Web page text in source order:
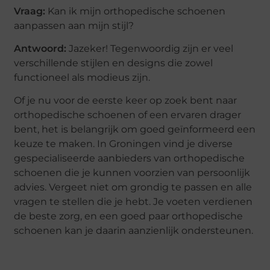
Vraag: Kan ik mijn orthopedische schoenen
aanpassen aan mijn stijl?
Antwoord: Jazeker! Tegenwoordig zijn er veel
verschillende stijlen en designs die zowel
functioneel als modieus zijn.
Of je nu voor de eerste keer op zoek bent naar
orthopedische schoenen of een ervaren drager
bent, het is belangrijk om goed geïnformeerd een
keuze te maken. In Groningen vind je diverse
gespecialiseerde aanbieders van orthopedische
schoenen die je kunnen voorzien van persoonlijk
advies. Vergeet niet om grondig te passen en alle
vragen te stellen die je hebt. Je voeten verdienen
de beste zorg, en een goed paar orthopedische
schoenen kan je daarin aanzienlijk ondersteunen.